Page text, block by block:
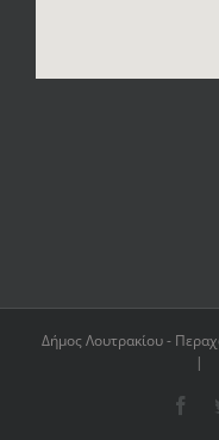
Δήμος Λουτρακίου -
|